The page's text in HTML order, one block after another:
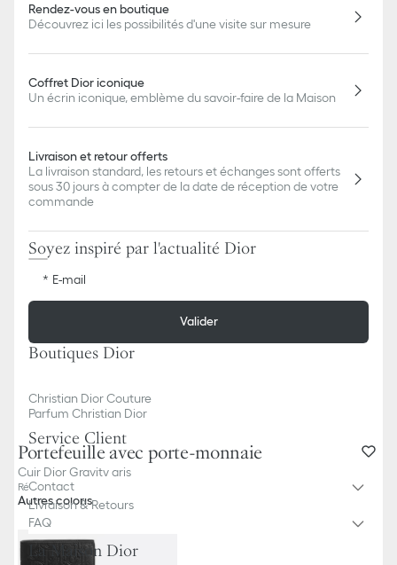
Portefeuille avec porte-monnaie
Cuir Dior Gravity gris
Référence:2ESBC027FLG_H800
Autres coloris
Rendez-vous en boutique
Découvrez ici les possibilités d'une visite sur mesure
Coffret Dior iconique
Un écrin iconique, emblème du savoir-faire de la Maison
Livraison et retour offerts
La livraison standard, les retours et échanges sont offerts
sous 30 jours à compter de la date de réception de votre
commande
Soyez inspiré par l'actualité Dior
E-mail
Valider
Boutiques Dior
Christian Dior Couture
Parfum Christian Dior
Service Client
Contact
Livraison & Retours
FAQ
La Maison Dior